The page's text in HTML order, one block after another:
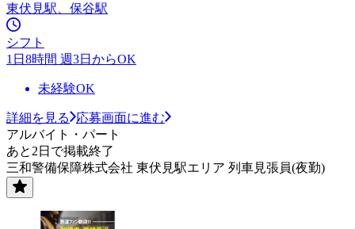
東伏見駅、保谷駅
シフト
1日8時間 週3日からOK
未経験OK
詳細を見る
応募画面に進む
アルバイト・パート
あと2日で掲載終了
三和警備保障株式会社 東伏見駅エリア 列車見張員(夜勤)